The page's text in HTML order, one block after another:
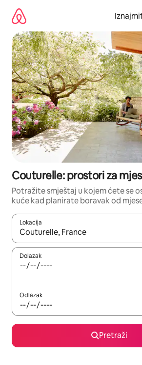
sadržaj
Couturelle: prostori za
Potražite smještaj u kojem ćete se
kuće kad planirate boravak od
Lokacija
Kada budu dostupni rezultati, moći
Dolazak
Odlazak
Pretraži